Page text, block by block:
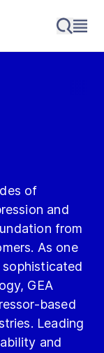
of
and
from
As one
GEA
based
Leading
and